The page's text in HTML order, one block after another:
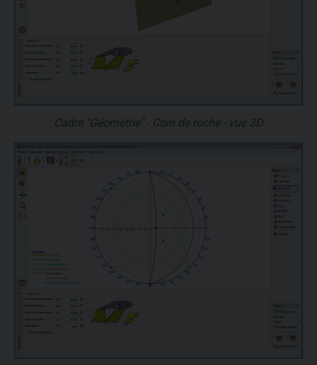
Cadre "Géométrie" - Coin de roche - vue 3D